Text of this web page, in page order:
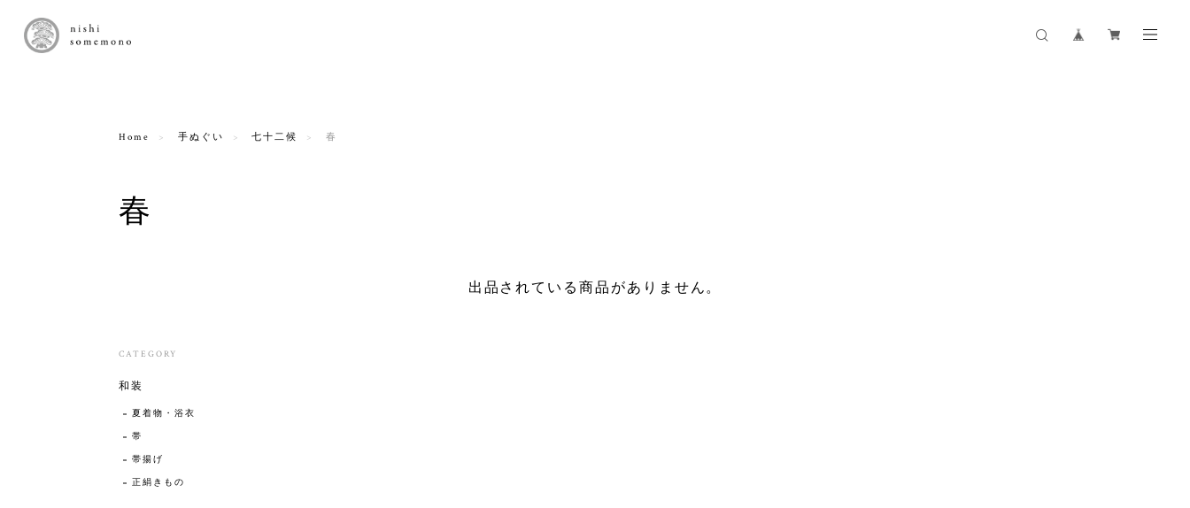
Home 手ぬぐい 七十二候 春
春
出品されている商品がありません。
CATEGORY
和装
夏着物・浴衣
帯
帯揚げ
正絹きもの